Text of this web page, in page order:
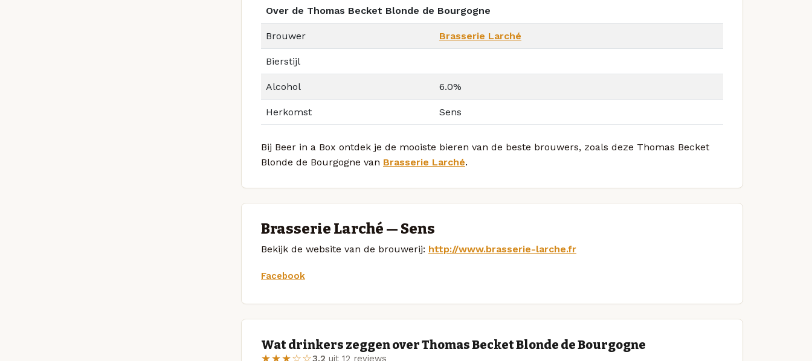
Over de Thomas Becket Blonde de Bourgogne
Brouwer Brasserie Larché
Bierstijl
Alcohol 6.0%
Herkomst Sens
Bij Beer in a Box ontdek je de mooiste bieren van de beste brouwers, zoals deze Thomas Becket
Blonde de Bourgogne van Brasserie Larché.
Brasserie Larché — Sens
Bekijk de website van de brouwerij: http://www.brasserie-larche.fr
Facebook
Wat drinkers zeggen over Thomas Becket Blonde de Bourgogne
★★★☆☆3.2 uit 12 reviews